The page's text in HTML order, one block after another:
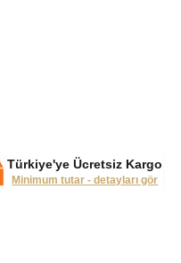
Türkiye'ye Ücretsiz Kargo
Minimum tutar - detayları gör